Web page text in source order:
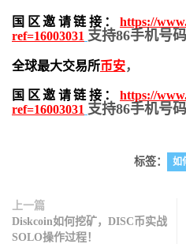
国区邀请链接： https://
ref=16003031 支持86手机号
全球最大交易所币安，
国区邀请链接： https://
ref=16003031 支持86手机号
标签： 如
上一篇
Diskcoin如何挖矿，DISC币实战
SOLO操作过程！